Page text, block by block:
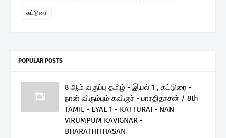
கட்டுரை
POPULAR POSTS
8 ஆம் வகுப்பு தமிழ் - இயல் 1 , கட்டுரை -
நான் விரும்பும் கவிஞர் - பாரதிதாசன் / 8th
TAMIL - EYAL 1 - KATTURAI - NAN
VIRUMPUM KAVIGNAR -
BHARATHITHASAN